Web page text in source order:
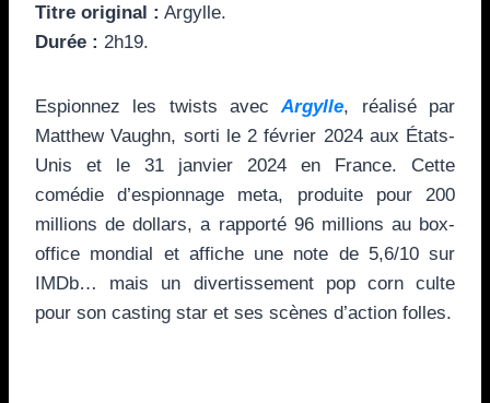
Titre original : Argylle.
Durée : 2h19.
Espionnez les twists avecArgylle, réalisé par
Matthew Vaughn, sorti le 2 février 2024 aux États-
Unis et le 31 janvier 2024 en France. Cette
comédie d’espionnage meta, produite pour 200
millions de dollars, a rapporté 96 millions au box-
office mondial et affiche une note de 5,6/10 sur
IMDb… mais un divertissement pop corn culte
pour son casting star et ses scènes d’action folles.